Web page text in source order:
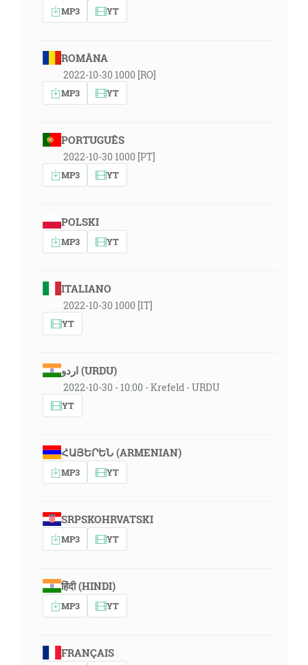
MP3 YT
ROMÂNA
2022-10-30 1000 [RO]
MP3 YT
PORTUGUÊS
2022-10-30 1000 [PT]
MP3 YT
POLSKI
MP3 YT
ITALIANO
2022-10-30 1000 [IT]
YT
اردو (URDU)
2022-10-30 - 10:00 - Krefeld - URDU
YT
ՀԱՅԵՐԵՆ (ARMENIAN)
MP3 YT
SRPSKOHRVATSKI
MP3 YT
हिंदी (HINDI)
MP3 YT
FRANÇAIS